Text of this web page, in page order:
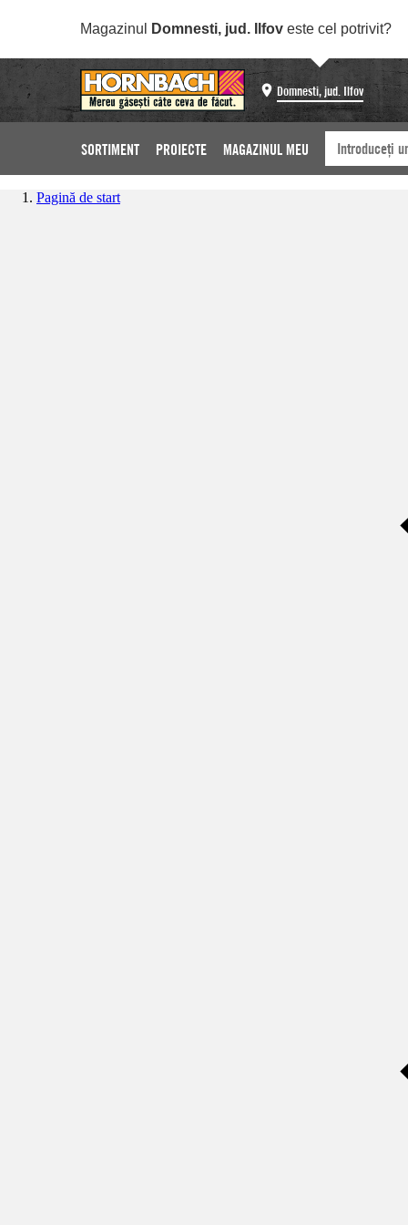
Magazinul Domnesti, jud. Ilfov este cel potrivit?
Domnesti, jud. Ilfov
SORTIMENT PROIECTE MAGAZINUL MEU
Pagină de start